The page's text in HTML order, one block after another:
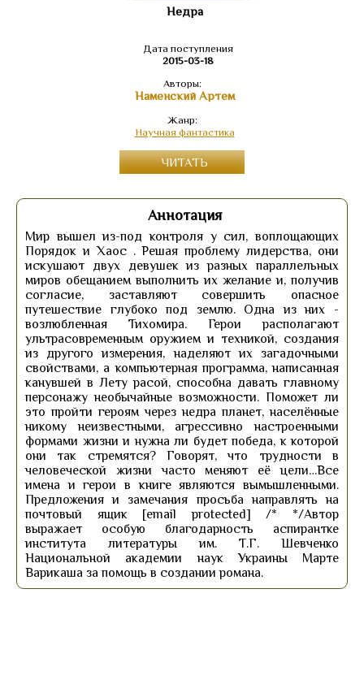
Недра
Дата поступления
2015-03-18
Авторы:
Наменский Артем
Жанр:
Научная фантастика
ЧИТАТЬ
Аннотация
Мир вышел из-под контроля у сил, воплощающих
Порядок и Хаос . Решая проблему лидерства, они
искушают двух девушек из разных параллельных
миров обещанием выполнить их желание и, получив
согласие, заставляют совершить опасное
путешествие глубоко под землю. Одна из них -
возлюбленная Тихомира. Герои располагают
ультрасовременным оружием и техникой, создания
из другого измерения, наделяют их загадочными
свойствами, а компьютерная программа, написанная
канувшей в Лету расой, способна давать главному
персонажу необычайные возможности. Поможет ли
это пройти героям через недра планет, населённые
никому неизвестными, агрессивно настроенными
формами жизни и нужна ли будет победа, к которой
они так стремятся? Говорят, что трудности в
человеческой жизни часто меняют её цели…Все
имена и герои в книге являются вымышленными.
Предложения и замечания просьба направлять на
почтовый ящик [email protected] /* */Автор
выражает особую благодарность аспирантке
института литературы им. Т.Г. Шевченко
Национальной академии наук Украины Марте
Варикаша за помощь в создании романа.